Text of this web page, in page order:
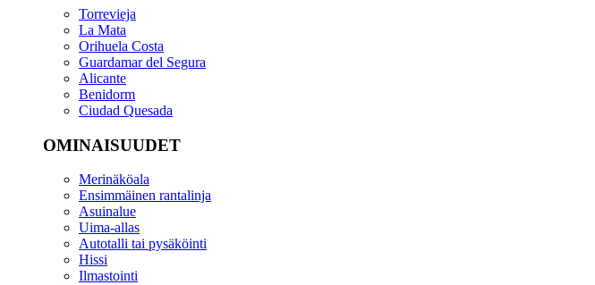
Torrevieja
La Mata
Orihuela Costa
Guardamar del Segura
Alicante
Benidorm
Ciudad Quesada
OMINAISUUDET
Merinäköala
Ensimmäinen rantalinja
Asuinalue
Uima-allas
Autotalli tai pysäköinti
Hissi
Ilmastointi